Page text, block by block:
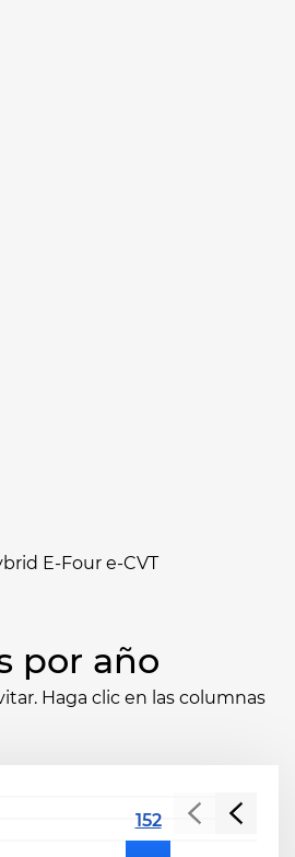
E-Four e-CVT
por año
Haga clic en las columnas